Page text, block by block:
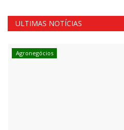
ULTIMAS NOTÍCIAS
Agronegócios